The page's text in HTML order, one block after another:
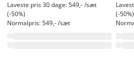
Laveste pris 30 dage: 549,- /sæt
(-50%)
Normalpris: 549,- /sæt
(-50%)